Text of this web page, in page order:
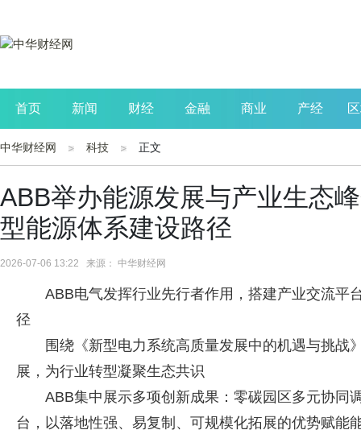
首页 新闻 财经 金融 商业 产经
公司 生活 读书
中华财经网 科技 正文
ABB举办能源发展与产业生态
型能源体系建设路径
2026-07-06 13:22 来源： 中华财经网
ABB电气发挥行业先行者作用，搭建产业交流平
径
围绕《新型电力系统高质量发展中的机遇与挑战
展，为行业转型凝聚生态共识
ABB集中展示多项创新成果：零碳园区多元协同
台，以落地性强、易复制、可规模化拓展的优势赋能